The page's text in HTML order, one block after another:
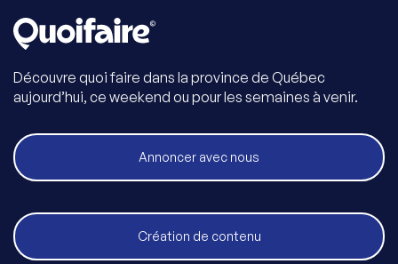
Découvre quoi faire dans la province de Québec
aujourd’hui, ce weekend ou pour les semaines à venir.
Annoncer avec nous
Création de contenu